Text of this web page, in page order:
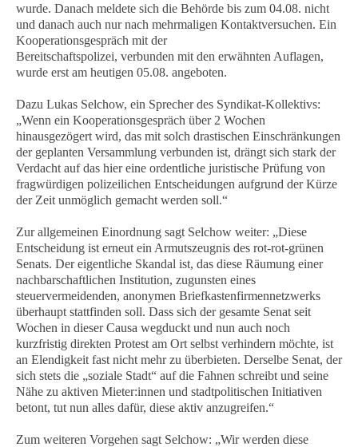
wurde. Danach meldete sich die Behörde bis zum 04.08. nicht
und danach auch nur nach mehrmaligen Kontaktversuchen. Ein
Kooperationsgespräch mit der
Bereitschaftspolizei, verbunden mit den erwähnten Auflagen,
wurde erst am heutigen 05.08. angeboten.
Dazu Lukas Selchow, ein Sprecher des Syndikat-Kollektivs:
„Wenn ein Kooperationsgespräch über 2 Wochen
hinausgezögert wird, das mit solch drastischen Einschränkungen
der geplanten Versammlung verbunden ist, drängt sich stark der
Verdacht auf das hier eine ordentliche juristische Prüfung von
fragwürdigen polizeilichen Entscheidungen aufgrund der Kürze
der Zeit unmöglich gemacht werden soll.“
Zur allgemeinen Einordnung sagt Selchow weiter: „Diese
Entscheidung ist erneut ein Armutszeugnis des rot-rot-grünen
Senats. Der eigentliche Skandal ist, das diese Räumung einer
nachbarschaftlichen Institution, zugunsten eines
steuervermeidenden, anonymen Briefkastenfirmennetzwerks
überhaupt stattfinden soll. Dass sich der gesamte Senat seit
Wochen in dieser Causa wegduckt und nun auch noch
kurzfristig direkten Protest am Ort selbst verhindern möchte, ist
an Elendigkeit fast nicht mehr zu überbieten. Derselbe Senat, der
sich stets die „soziale Stadt“ auf die Fahnen schreibt und seine
Nähe zu aktiven Mieter:innen und stadtpolitischen Initiativen
betont, tut nun alles dafür, diese aktiv anzugreifen.“
Zum weiteren Vorgehen sagt Selchow: „Wir werden diese